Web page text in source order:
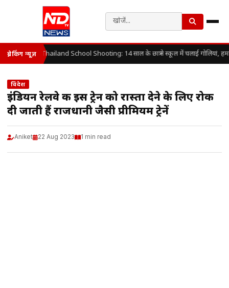
ब्रेकिंग न्यूज़ Thailand School Shooting: 14 साल के छात्र ने स्कूल में चलाई गोलियां,
विदेश
इंडियन रेलवे की इस ट्रेन को रास्ता देने के लिए रोक
दी जाती हैं राजधानी जैसी प्रीमियम ट्रेनें
Aniket 22 Aug 2023 1 min read